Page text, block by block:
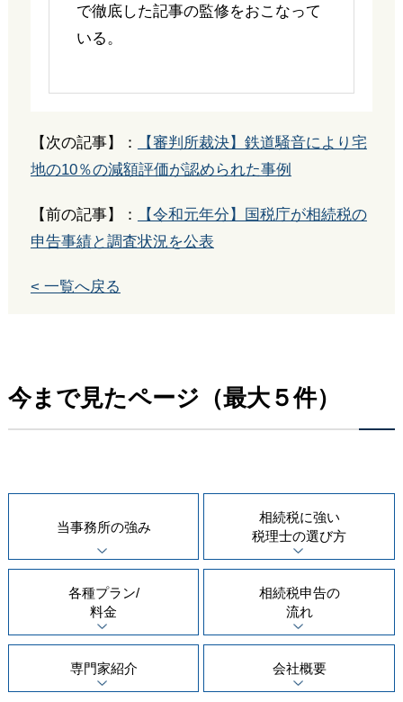
で徹底した記事の監修をおこなって
いる。
【次の記事】：
【審判所裁決】鉄道騒音により宅
地の10％の減額評価が認められた事例
【前の記事】：
【令和元年分】国税庁が相続税の
申告事績と調査状況を公表
< 一覧へ戻る
今まで見たページ（最大５件）
当事務所の強み
相続税に強い
税理士の選び方
各種プラン/
料金
相続税申告の
流れ
専門家紹介 会社概要